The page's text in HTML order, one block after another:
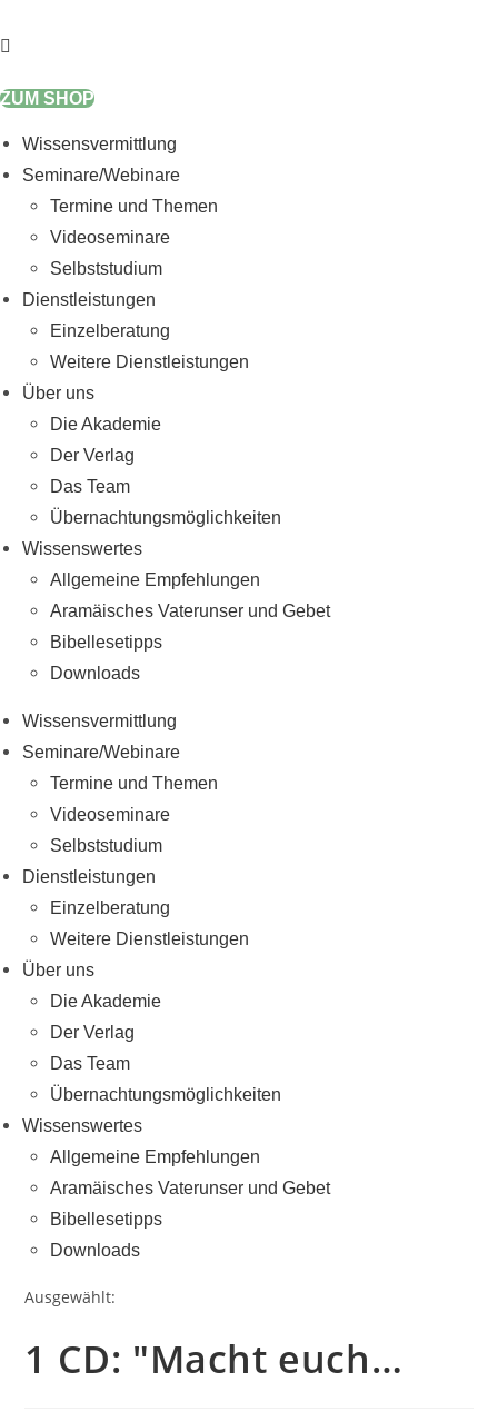
Inhalt
ZUM SHOP
Wissensvermittlung
Seminare/Webinare
Termine und Themen
Videoseminare
Selbststudium
Dienstleistungen
Einzelberatung
Weitere Dienstleistungen
Über uns
Die Akademie
Der Verlag
Das Team
Übernachtungsmöglichkeiten
Wissenswertes
Allgemeine Empfehlungen
Aramäisches Vaterunser und Gebet
Bibellesetipps
Downloads
Wissensvermittlung
Seminare/Webinare
Termine und Themen
Videoseminare
Selbststudium
Dienstleistungen
Einzelberatung
Weitere Dienstleistungen
Über uns
Die Akademie
Der Verlag
Das Team
Übernachtungsmöglichkeiten
Wissenswertes
Allgemeine Empfehlungen
Aramäisches Vaterunser und Gebet
Bibellesetipps
Downloads
Ausgewählt:
1 CD: "Macht euch…